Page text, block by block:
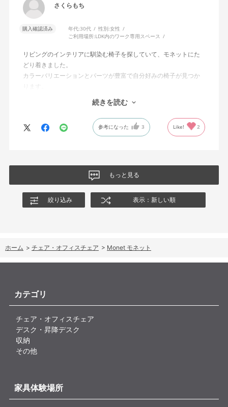
さくらもち
購入確認済み 年代:30代 性別:女性
ご利用場所:LDK内のワーク専用スペース
リビングのインテリアに馴染む椅子を探していて、モネットにた
どり着きました。
カラーバリエーションとパーツが豊富で自分好みの椅子が見つか
オフィスチェアにしては比較的コンパクトで家に置くのに最適で
した、座り心地も良く大変気に入っています。
今回どうしても欲しい色の組み合わせがあったので固定肘の物を
購入しましたが、欲を言えば稼働肘バージョンもバイカラーなど
続きを読む
参考になった 3 Like! 2
もっと見る
絞り込み 表示：新しい順
ホーム > チェア・オフィスチェア > Monet モネット
カテゴリ
チェア・オフィスチェア
デスク・昇降デスク
収納
その他
家具体験場所